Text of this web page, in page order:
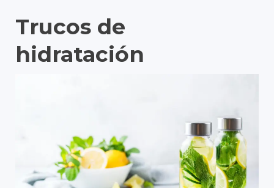
Trucos de
hidratación